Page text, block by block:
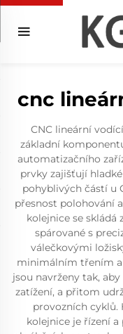
cnc
CNC lineární
základní
automatizačního
prvky zajišťují
pohyblivých částí u
přesnost polohování
kolejnice se skládá
spárované s
válečkovými
minimálním třením
jsou navrženy tak,
zatížení, a přitom
provozních cyklů.
kolejnice je řízení